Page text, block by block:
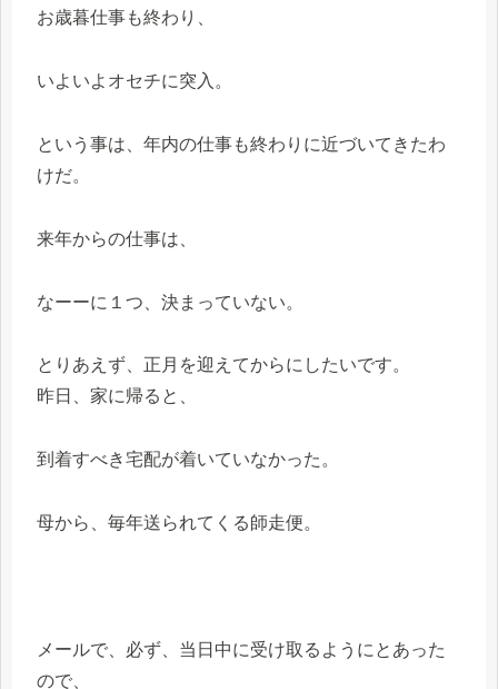
お歳暮仕事も終わり、
いよいよオセチに突入。
という事は、年内の仕事も終わりに近づいてきたわ
けだ。
来年からの仕事は、
なーーに１つ、決まっていない。
とりあえず、正月を迎えてからにしたいです。
昨日、家に帰ると、
到着すべき宅配が着いていなかった。
母から、毎年送られてくる師走便。
メールで、必ず、当日中に受け取るようにとあった
ので、